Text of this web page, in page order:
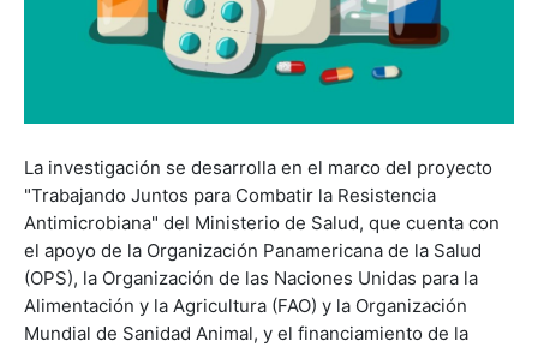
La investigación se desarrolla en el marco del proyecto
"Trabajando Juntos para Combatir la Resistencia
Antimicrobiana" del Ministerio de Salud, que cuenta con
el apoyo de la Organización Panamericana de la Salud
(OPS), la Organización de las Naciones Unidas para la
Alimentación y la Agricultura (FAO) y la Organización
Mundial de Sanidad Animal, y el financiamiento de la